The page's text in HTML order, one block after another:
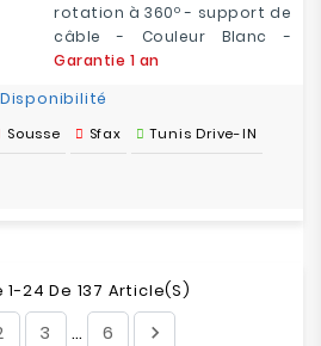
rotation à 360º - support de
câble - Couleur Blanc -
Garantie 1 an
Disponibilité
Sousse Sfax Tunis Drive-IN
24 De 137 Article(s)
3 … 6 